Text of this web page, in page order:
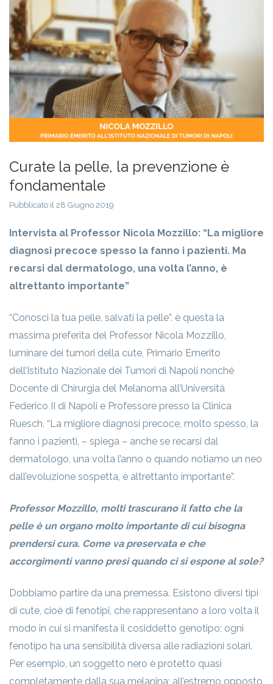
Curate la pelle, la prevenzione è
fondamentale
Pubblicato il 28 Giugno 2019
Intervista al Professor Nicola Mozzillo: “La migliore
diagnosi precoce spesso la fanno i pazienti. Ma
recarsi dal dermatologo, una volta l’anno, è
altrettanto importante”
“Conosci la tua pelle, salvati la pelle”. è questa la
massima preferita del Professor Nicola Mozzillo,
luminare dei tumori della cute, Primario Emerito
dell’Istituto Nazionale dei Tumori di Napoli nonché
Docente di Chirurgia del Melanoma all’Università
Federico II di Napoli e Professore presso la Clinica
Ruesch. “La migliore diagnosi precoce, molto spesso, la
fanno i pazienti, – spiega – anche se recarsi dal
dermatologo, una volta l’anno o quando notiamo un neo
dall’evoluzione sospetta, è altrettanto importante”.
Professor Mozzillo, molti trascurano il fatto che la
pelle è un organo molto importante di cui bisogna
prendersi cura. Come va preservata e che
accorgimenti vanno presi quando ci si espone al sole?
Dobbiamo partire da una premessa. Esistono diversi tipi
di cute, cioè di fenotipi, che rappresentano a loro volta il
modo in cui si manifesta il cosiddetto genotipo; ogni
fenotipo ha una sensibilità diversa alle radiazioni solari.
Per esempio, un soggetto nero è protetto quasi
completamente dalla sua melanina; all’estremo opposto